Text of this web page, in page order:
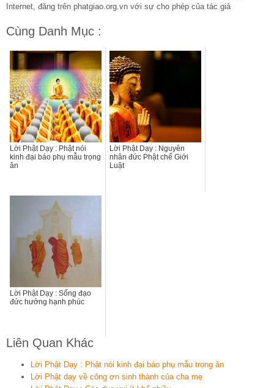
Internet, đăng trên phatgiao.org.vn với sự cho phép của tác giả
Cùng Danh Mục :
Lời Phật Dạy : Phật nói
kinh đại báo phụ mẫu trọng
ân
Lời Phật Dạy : Nguyên
nhân đức Phật chế Giới
Luật
Lời Phật Dạy : Sống đạo
đức hưởng hạnh phúc
Liên Quan Khác
Lời Phật Dạy : Phật nói kinh đại báo phụ mẫu trọng ân
Lời Phật dạy về công ơn sinh thành của cha mẹ